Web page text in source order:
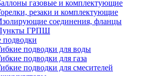
газовые и комплектующие
резаки и комплектующие
соединения, фланцы
ГРПШ
подводки
подводки для воды
подводки для газа
подводки для смесителей